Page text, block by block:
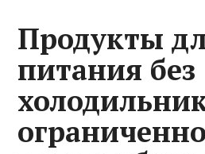
Продукты
питания без